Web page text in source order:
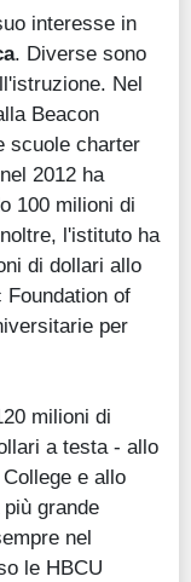
interesse in
. Diverse sono
Nel
Beacon
scuole charter
2012 ha
100 milioni di
l'istituto ha
di dollari allo
Foundation of
per
milioni di
a testa - allo
e allo
grande
nel
le HBCU